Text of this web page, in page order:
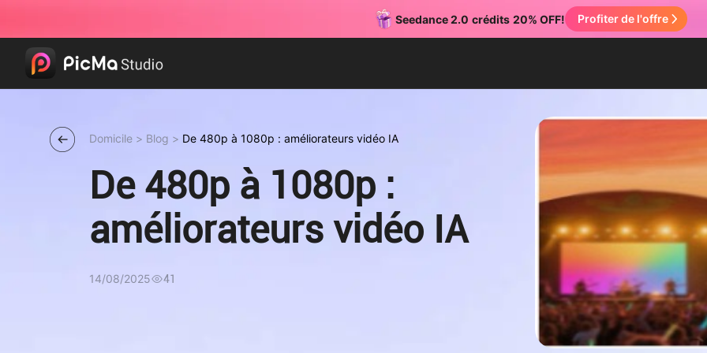
Domicile > Blog > De 480p à 1080p : améliorateurs vidéo IA
De 480p à 1080p :
améliorateurs vidéo IA
14/08/2025 41
Seedance 2.0 crédits 20% OFF! Profiter de l'offre